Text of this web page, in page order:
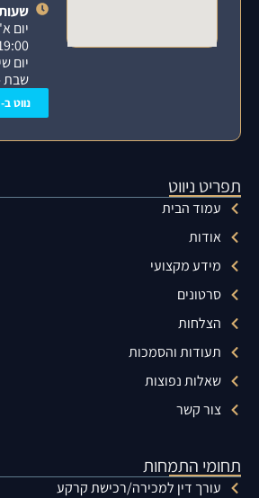
יום שישי -
שבת
נווט ב- waze
תפריט ניווט
עמוד הבית
אודות
מידע מקצועי
סרטונים
הצלחות
תעודות והסמכות
שאלות נפוצות
צור קשר
תחומי התמחות
עורך דין למכירה/רכישת קרקע